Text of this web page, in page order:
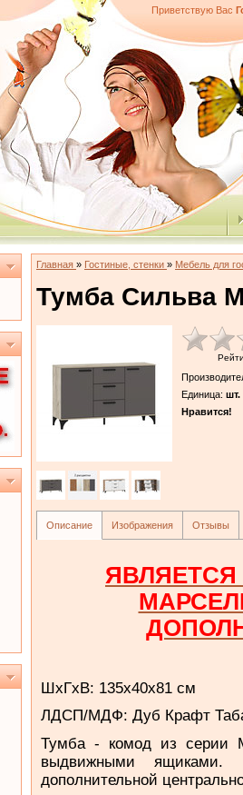
Приветствую Вас
Главная » Гостиные, стенки » Мебель для
Тумба Сильва
Единица: шт.
Нравится!
Описание Изображения Отзывы
ШхГхВ: 135х40х81 см
ЛДСП/МДФ: Дуб Крафт
Тумба - комод из серии
выдвижными ящиками.
дополнительной